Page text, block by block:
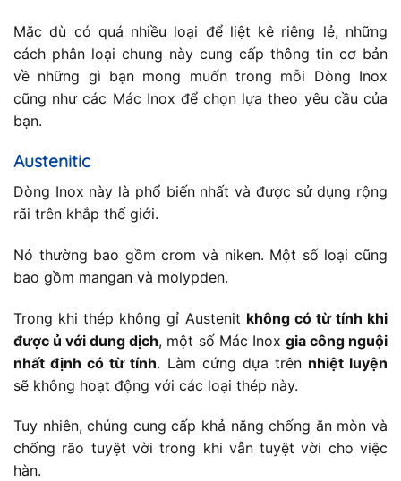
Mặc dù có quá nhiều loại để liệt kê riêng lẻ, những
cách phân loại chung này cung cấp thông tin cơ bản
về những gì bạn mong muốn trong mỗi Dòng Inox
cũng như các Mác Inox để chọn lựa theo yêu cầu của
bạn.
Austenitic
Dòng Inox này là phổ biến nhất và được sử dụng rộng
rãi trên khắp thế giới.
Nó thường bao gồm crom và niken. Một số loại cũng
bao gồm mangan và molypden.
Trong khi thép không gỉ Austenit không có từ tính khi
được ủ với dung dịch, một số Mác Inox gia công nguội
nhất định có từ tính. Làm cứng dựa trên nhiệt luyện
sẽ không hoạt động với các loại thép này.
Tuy nhiên, chúng cung cấp khả năng chống ăn mòn và
chống rão tuyệt vời trong khi vẫn tuyệt vời cho việc
hàn.